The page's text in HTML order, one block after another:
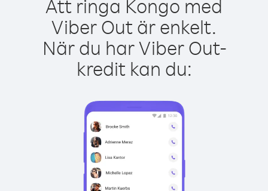
Att ringa Kongo med
Viber Out är enkelt.
När du har Viber Out-
kredit kan du: